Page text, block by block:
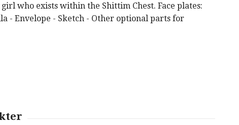
who exists within the Shittim Chest. Face plates:
- Envelope - Sketch - Other optional parts for